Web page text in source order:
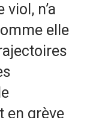
n’a
elle
en grève